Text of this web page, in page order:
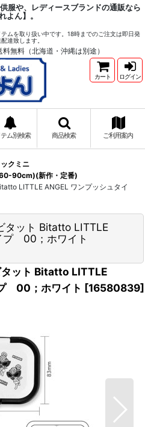
服や、レディースブランドの通販なら
よん】。
ムを取り扱い中です。18時までのご注文は即日発
達致します。
無料（北海道・沖縄は別途）
カート ログイン
ム別検索 商品検索 ご利用案内
クミニ
90cm)(新作・定番)
LITTLE ANGEL ワンプッシュタイ
ット Bitatto LITTLE
プ 00；ホワイト
ット Bitatto LITTLE
00；ホワイト [16580839]